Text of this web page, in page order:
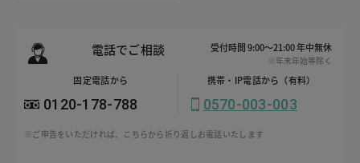
電話でご相談 受付時間 9:00～21:00 年中無休
※年末年始等除く
固定電話から
0120-178-788
携帯・IP電話から（有料）
0570-003-003
※ご申告をいただければ、こちらから折り返しお電話いたします